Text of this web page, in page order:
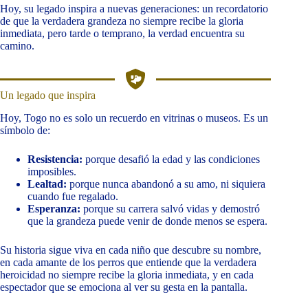
Hoy, su legado inspira a nuevas generaciones: un recordatorio
de que la verdadera grandeza no siempre recibe la gloria
inmediata, pero tarde o temprano, la verdad encuentra su
camino.
Un legado que inspira
Hoy, Togo no es solo un recuerdo en vitrinas o museos. Es un
símbolo de:
Resistencia: porque desafió la edad y las condiciones
imposibles.
Lealtad: porque nunca abandonó a su amo, ni siquiera
cuando fue regalado.
Esperanza: porque su carrera salvó vidas y demostró
que la grandeza puede venir de donde menos se espera.
Su historia sigue viva en cada niño que descubre su nombre,
en cada amante de los perros que entiende que la verdadera
heroicidad no siempre recibe la gloria inmediata, y en cada
espectador que se emociona al ver su gesta en la pantalla.